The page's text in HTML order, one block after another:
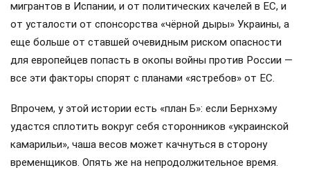
мигрантов в Испании, и от политических качелей в ЕС, и
от усталости от спонсорства «чёрной дыры» Украины, а
еще больше от ставшей очевидным риском опасности
для европейцев попасть в окопы войны против России —
все эти факторы спорят с планами «ястребов» от ЕС.
Впрочем, у этой истории есть «план Б»: если Бернхэму
удастся сплотить вокруг себя сторонников «украинской
камарильи», чаша весов может качнуться в сторону
временщиков. Опять же на непродолжительное время.